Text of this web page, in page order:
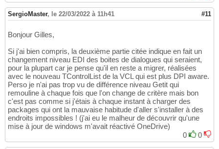
SergioMaster, le 22/03/2022 à 11h41 #11
Bonjour Gilles,
Si j'ai bien compris, la deuxième partie citée indique en fait un
changement niveau EDI des boites de dialogues qui seraient,
pour la plupart car je pense qu'il en reste a migrer, réalisées
avec le nouveau TControlList de la VCL qui est plus DPI aware.
Perso je n'ai pas trop vu de différence niveau Getit qui
remouline à chaque fois que l'on change de critère mais bon
c'est pas comme si j'étais à chaque instant à charger des
packages qui ont la mauvaise habitude d'aller s'installer à des
endroits impossibles ! (j'ai eu le malheur de découvrir qu'une
mise à jour de windows m'avait réactivé OneDrive)
0
0